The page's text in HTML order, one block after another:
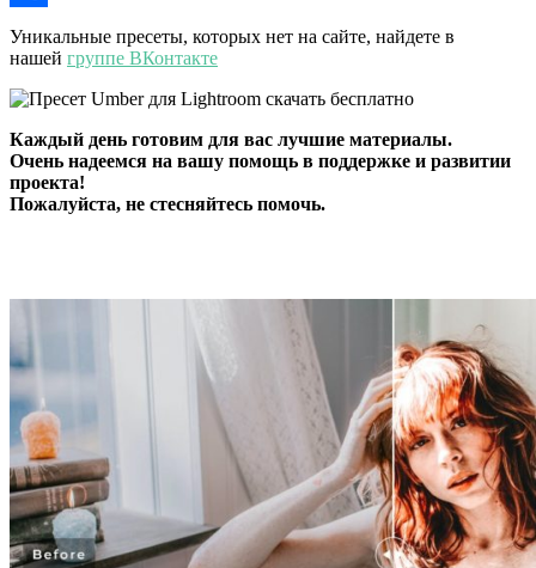
Отправить
Уникальные пресеты, которых нет на сайте, найдете в
нашей группе ВКонтакте
Каждый день готовим для вас лучшие материалы.
Очень надеемся на вашу помощь в поддержке и развитии
проекта!
Пожалуйста, не стесняйтесь помочь.